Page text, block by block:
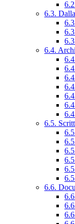
6.3.
6.4.
6.5.
6.6.